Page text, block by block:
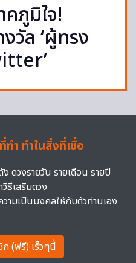
ภูมิใจ!
งวัล ‘ผู้ทรง
ำ ทำในสิ่งที่เชื่อ
ดวงรายวัน รายเดือน รายปี
ธีเสริมดวง
ามเป็นมงคลให้กับตัวท่านเอง
(ฟรี) เร็วๆนี้